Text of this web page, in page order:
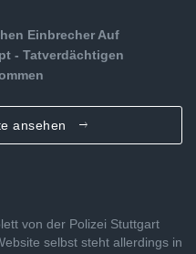
Einbrecher Auf
- Tatverdächtigen
ansehen
von der Polizei Stuttgart
selbst steht allerdings in